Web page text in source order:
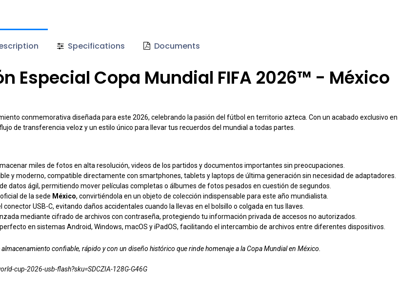
Specifications Documents
Especial Copa Mundial FIFA 2026™ - México
conmemorativa diseñada para este 2026, celebrando la pasión del fútbol en territorio azteca. Con un acabado exclusivo en
de transferencia veloz y un estilo único para llevar tus recuerdos del mundial a todas partes.
miles de fotos en alta resolución, videos de los partidos y documentos importantes sin preocupaciones.
y moderno, compatible directamente con smartphones, tablets y laptops de última generación sin necesidad de adaptadores.
datos ágil, permitiendo mover películas completas o álbumes de fotos pesados en cuestión de segundos.
de la sede México, convirtiéndola en un objeto de colección indispensable para este año mundialista.
USB-C, evitando daños accidentales cuando la llevas en el bolsillo o colgada en tus llaves.
mediante cifrado de archivos con contraseña, protegiendo tu información privada de accesos no autorizados.
en sistemas Android, Windows, macOS y iPadOS, facilitando el intercambio de archivos entre diferentes dispositivos.
confiable, rápido y con un diseño histórico que rinde homenaje a la Copa Mundial en México.
cup-2026-usb-flash?sku=SDCZIA-128G-G46G